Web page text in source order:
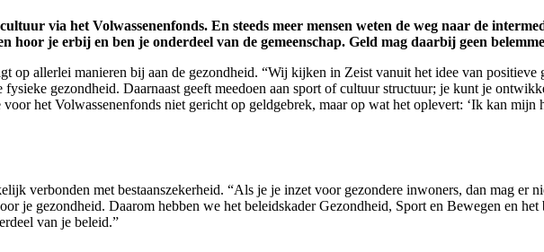
via het Volwassenenfonds. En steeds meer mensen weten de weg naar de
hoor je erbij en ben je onderdeel van de gemeenschap. Geld mag daarbij geen
op allerlei manieren bij aan de gezondheid. “Wij kijken in Zeist vanuit het idee van
gezondheid. Daarnaast geeft meedoen aan sport of cultuur structuur; je kunt je
het Volwassenenfonds niet gericht op geldgebrek, maar op wat het oplevert: ‘Ik kan mijn
verbonden met bestaanszekerheid. “Als je je inzet voor gezondere inwoners, dan mag er
je gezondheid. Daarom hebben we het beleidskader Gezondheid, Sport en Bewegen en het
van je beleid.”